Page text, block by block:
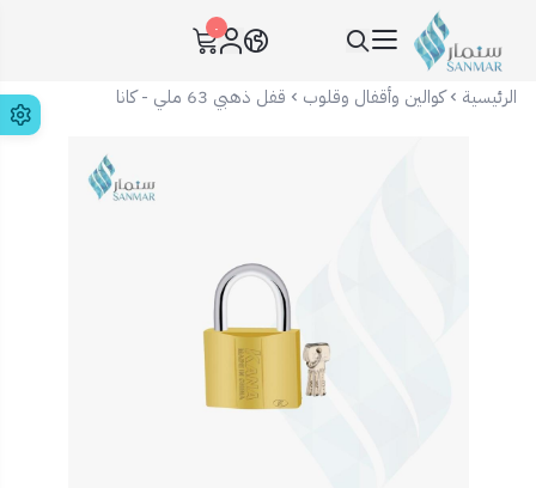
سنمار Sanmar
٠
الرئيسية كوالين وأقفال وقلوب قفل ذهبي 63 ملي - كانا